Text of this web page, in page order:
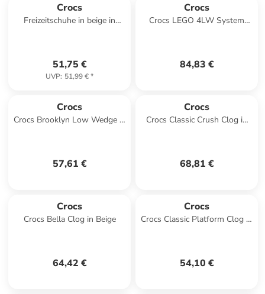
Crocs
Freizeitschuhe in beige in
51,75 €
UVP: 51,99 €*
Crocs
Crocs LEGO 4LW System
84,83 €
Crocs
Crocs Brooklyn Low Wedge in
57,61 €
Crocs
Crocs Classic Crush Clog in
68,81 €
Crocs
Crocs Bella Clog in Beige
64,42 €
Crocs
Crocs Classic Platform Clog in
54,10 €